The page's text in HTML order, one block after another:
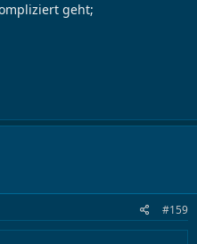
geht;
#159